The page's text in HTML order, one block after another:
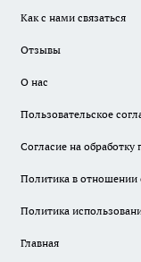
Как с нами связаться
Отзывы
О нас
Пользовательское
Согласие на
Политика в отношении
Политика
Главная